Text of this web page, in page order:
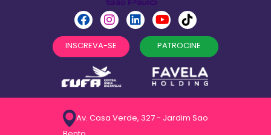
INSCREVA-SE PATROCINE
Av. Casa Verde, 327 - Jardim Sao